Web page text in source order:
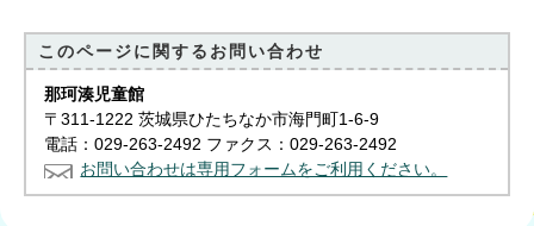
このページに関する お問い合わせ
那珂湊児童館
〒311-1222 茨城県ひたちなか市海門町1-6-9
電話：029-263-2492 ファクス：029-263-2492
お問い合わせは専用フォームをご利用ください。